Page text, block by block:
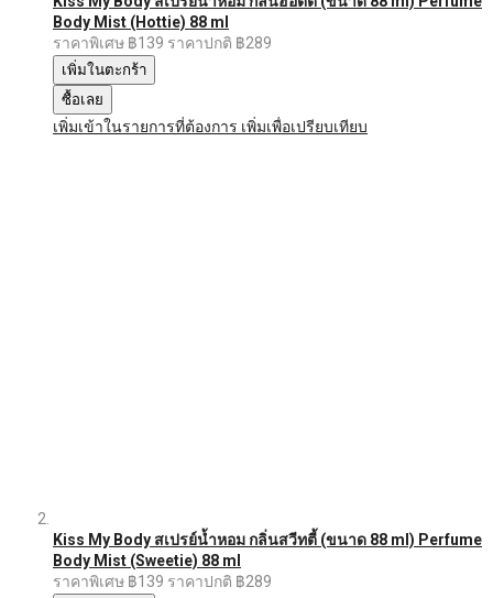
Body Mist (Hottie) 88 ml
ราคาพิเศษ ฿139 ราคาปกติ ฿289
เพิ่มในตะกร้า
ซื้อเลย
เพิ่มเข้าในรายการที่ต้องการ เพิ่มเพื่อเปรียบเทียบ
Kiss My Body สเปรย์น้ำหอม กลิ่นสวีทตี้ (ขนาด 88 ml) Perfume
Body Mist (Sweetie) 88 ml
ราคาพิเศษ ฿139 ราคาปกติ ฿289